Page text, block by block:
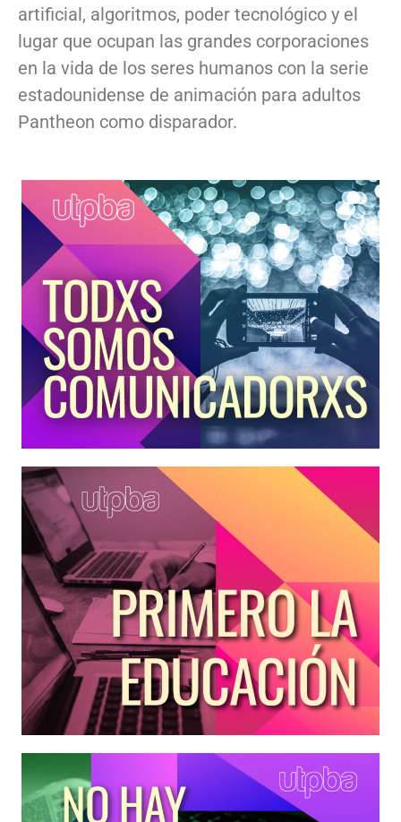
artificial, algoritmos, poder tecnológico y el
lugar que ocupan las grandes corporaciones
en la vida de los seres humanos con la serie
estadounidense de animación para adultos
Pantheon como disparador.